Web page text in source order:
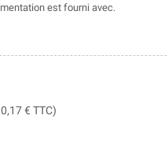
est fourni avec.
€ TTC)